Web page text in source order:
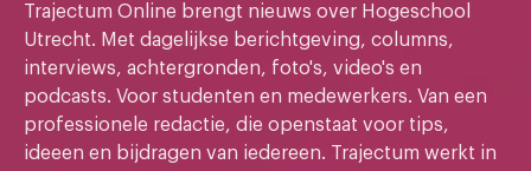
Trajectum Online brengt nieuws over Hogeschool
Utrecht. Met dagelijkse berichtgeving, columns,
interviews, achtergronden, foto's, video's en
podcasts. Voor studenten en medewerkers. Van een
professionele redactie, die openstaat voor tips,
ideeen en bijdragen van iedereen. Trajectum werkt in